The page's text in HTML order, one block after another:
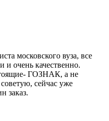
московского вуза, все
и очень качественно.
ГОЗНАК, а не
сейчас уже
заказ.